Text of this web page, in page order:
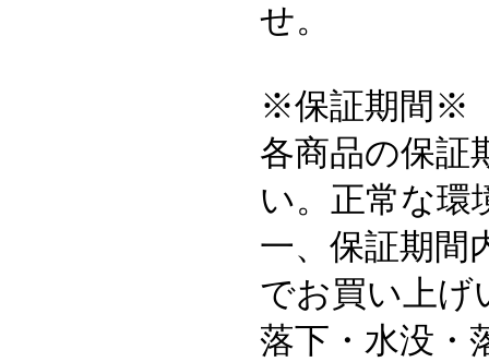
せ。
※保証期間※
各商品の保証
い。正常な環
一、保証期間
でお買い上げ
落下・水没・